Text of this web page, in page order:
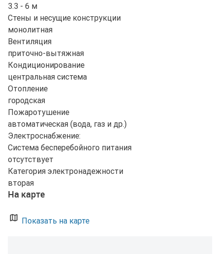
3.3 - 6 м
Стены и несущие конструкции
монолитная
Вентиляция
приточно-вытяжная
Кондиционирование
центральная система
Отопление
городская
Пожаротушение
автоматическая (вода, газ и др.)
Электроснабжение:
Система бесперебойного питания
отсутствует
Категория электронадежности
вторая
На карте
Показать на карте